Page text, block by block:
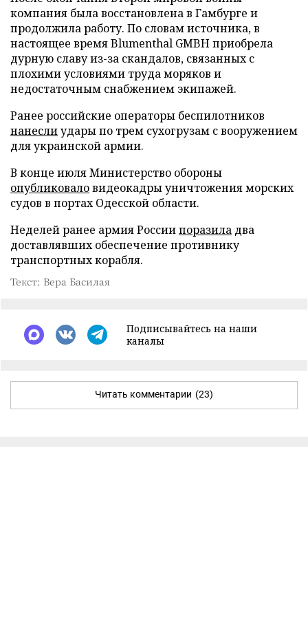
компания была восстановлена в Гамбурге и
продолжила работу. По словам источника, в
настоящее время Blumenthal GMBH приобрела
дурную славу из-за скандалов, связанных с
плохими условиями труда моряков и
недостаточным снабжением экипажей.
Ранее российские операторы беспилотников
нанеслиудары по трем сухогрузам с вооружением
для украинской армии.
В конце июля Министерство обороны
опубликоваловидеокадры уничтожения морских
судов в портах Одесской области.
Неделей ранее армия Россиипоразила два
доставлявших обеспечение противнику
транспортных корабля.
Текст: Вера Басилая
Подписывайтесь на наши
каналы
Читать комментарии (23)